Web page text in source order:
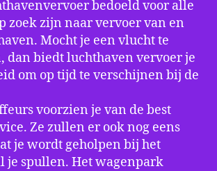
bedoeld voor alle
zoek zijn naar vervoer van en
Mocht je een vlucht te
dan biedt luchthaven vervoer je
om op tijd te verschijnen bij de
voorzien je van de best
Ze zullen er ook nog eens
je wordt geholpen bij het
je spullen. Het wagenpark